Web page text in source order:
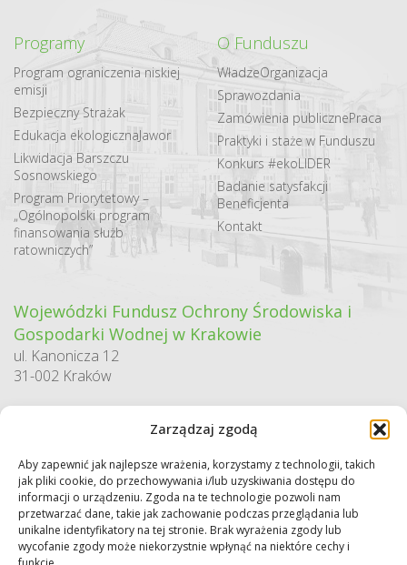
Zarządzaj zgodą
Aby zapewnić jak najlepsze wrażenia, korzystamy z technologii, takich
jak pliki cookie, do przechowywania i/lub uzyskiwania dostępu do
informacji o urządzeniu. Zgoda na te technologie pozwoli nam
przetwarzać dane, takie jak zachowanie podczas przeglądania lub
unikalne identyfikatory na tej stronie. Brak wyrażenia zgody lub
wycofanie zgody może niekorzystnie wpłynąć na niektóre cechy i
Programy
Program ograniczenia niskiej
emisji
Bezpieczny Strażak
Edukacja ekologicznaJawor
Likwidacja Barszczu
Sosnowskiego
Program Priorytetowy –
„Ogólnopolski program
finansowania służb
ratowniczych”
O Funduszu
WładzeOrganizacja
Sprawozdania
Zamówienia publicznePraca
Praktyki i staże w Funduszu
Konkurs #ekoLIDER
Badanie satysfakcji
Beneficjenta
Kontakt
Wojewódzki Fundusz Ochrony Środowiska i
Gospodarki Wodnej w Krakowie
ul. Kanonicza 12
31-002 Kraków
Sekretariat / Dziennik podawczy
tel.: 12 422 94 90
e-mail:biuro@wfos.krakow.pl